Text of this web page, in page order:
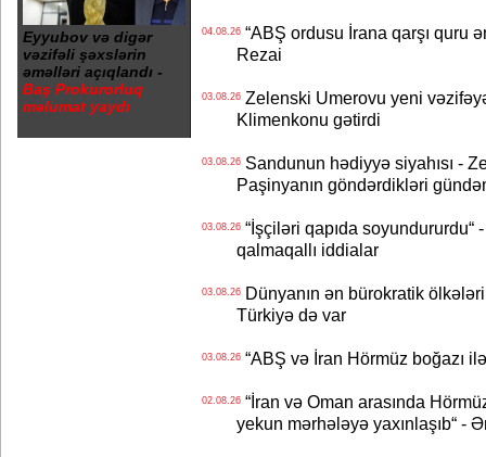
Eyyubov və digər
vəzifəli şəxslərin
əməlləri açıqlandı -
Baş Prokurorluq
məlumat yaydı
04.08.26“ABŞ ordusu İrana qarşı quru
Rezai
03.08.26Zelenski Umerovu yeni
Klimenkonu gətirdi
03.08.26Sandunun hədiyyə siyahısı -
Paşinyanın göndərdikləri
03.08.26“İşçiləri qapıda soyundururdu“
qalmaqallı iddialar
03.08.26Dünyanın ən bürokratik ölkələri
Türkiyə də var
03.08.26“ABŞ və İran Hörmüz boğazı ilə
02.08.26“İran və Oman arasında
yekun mərhələyə yaxınlaşıb“ -